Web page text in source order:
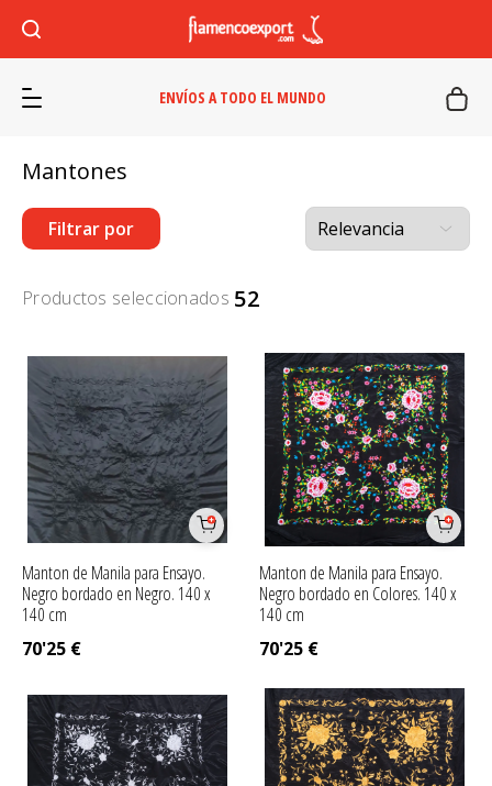
ENVÍOS A TODO EL MUNDO
Mantones
Filtrar por
Productos seleccionados 52
Manton de Manila para Ensayo.
Negro bordado en Negro. 140 x
140 cm
70'25 €
Manton de Manila para Ensayo.
Negro bordado en Colores. 140 x
140 cm
70'25 €